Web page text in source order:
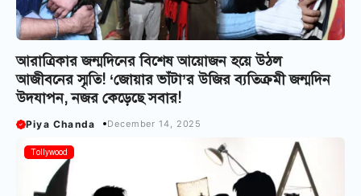
আরাত্রিকার জন্মদিনের বিশেষ আয়োজন হয়ে উঠল
আজীবনের স্মৃতি! ‘জোয়ার ভাঁটা’র উজির ব্যতিক্রমী জন্মদিন
উদযাপন, নজর কেড়েছে সবার!
Piya Chanda December 14, 2025
Tollywood